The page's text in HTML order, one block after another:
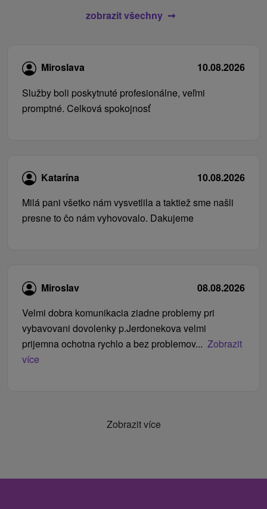
zobrazit všechny
Miroslava
10.08.2026
Služby boli poskytnuté profesionálne, veľmi
promptné. Celková spokojnosť
Katarína
10.08.2026
Milá pani všetko nám vysvetlila a taktiež sme našli
presne to čo nám vyhovovalo. Dakujeme
Miroslav
08.08.2026
Velmi dobra komunikacia ziadne problemy pri
vybavovani dovolenky p.Jerdonekova velmi
prijemna ochotna rychlo a bez problemov... Zobrazit
více
Zobrazit více